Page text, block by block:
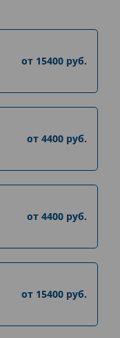
от 15400 руб.
от 4400 руб.
от 4400 руб.
от 15400 руб.